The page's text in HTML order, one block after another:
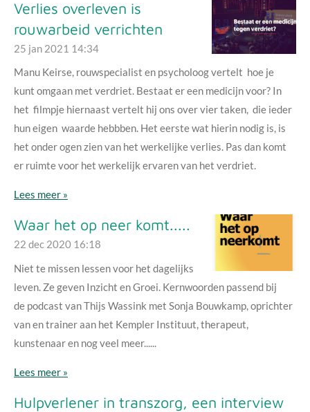
Verlies overleven is
rouwarbeid verrichten
25 jan 2021 14:34
Manu Keirse, rouwspecialist en psycholoog vertelt hoe je
kunt omgaan met verdriet. Bestaat er een medicijn voor? In
het filmpje hiernaast vertelt hij ons over vier taken, die ieder
hun eigen waarde hebbben. Het eerste wat hierin nodig is, is
het onder ogen zien van het werkelijke verlies. Pas dan komt
er ruimte voor het werkelijk ervaren van het verdriet.
Lees meer »
Waar het op neer komt.....
22 dec 2020 16:18
Niet te missen lessen voor het dagelijks
leven. Ze geven Inzicht en Groei. Kernwoorden passend bij
de podcast van Thijs Wassink met Sonja Bouwkamp, oprichter
van en trainer aan het Kempler Instituut, therapeut,
kunstenaar en nog veel meer......
Lees meer »
Hulpverlener in transzorg, een interview